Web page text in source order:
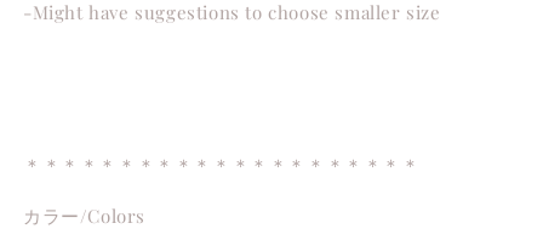
-Might have suggestions to choose smaller size
＊＊＊＊＊＊＊＊＊＊＊＊＊＊＊＊＊＊＊＊＊
カラー/Colors